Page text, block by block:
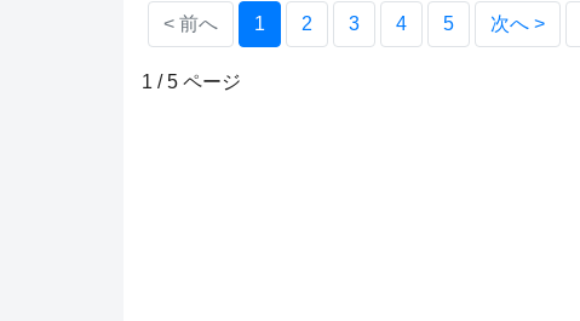
< 前へ 1 (current)
2 3 4 5 次へ >
1 / 5 ページ